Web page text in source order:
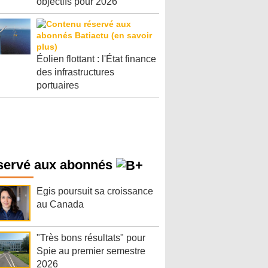
Éolien flottant : l'État finance
des infrastructures
portuaires
aux abonnés
Egis poursuit sa croissance
au Canada
"Très bons résultats" pour
Spie au premier semestre
2026